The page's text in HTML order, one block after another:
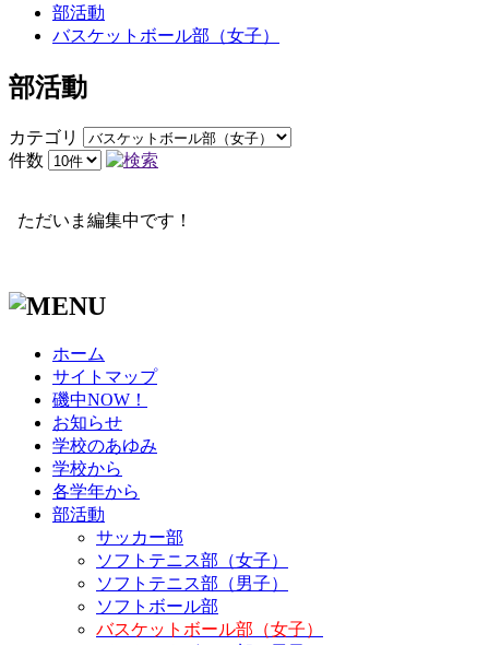
部活動
バスケットボール部（女子）
部活動
カテゴリ
件数
ただいま編集中です！
ホーム
サイトマップ
磯中NOW！
お知らせ
学校のあゆみ
学校から
各学年から
部活動
サッカー部
ソフトテニス部（女子）
ソフトテニス部（男子）
ソフトボール部
バスケットボール部（女子）